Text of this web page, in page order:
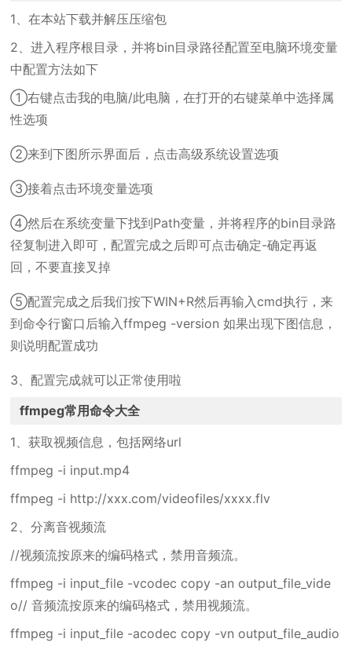
1、在本站下载并解压压缩包
2、进入程序根目录，并将bin目录路径配置至电脑环境变量
中配置方法如下
①右键点击我的电脑/此电脑，在打开的右键菜单中选择属
性选项
②来到下图所示界面后，点击高级系统设置选项
③接着点击环境变量选项
④然后在系统变量下找到Path变量，并将程序的bin目录路
径复制进入即可，配置完成之后即可点击确定-确定再返
回，不要直接叉掉
⑤配置完成之后我们按下WIN+R然后再输入cmd执行，来
到命令行窗口后输入ffmpeg -version 如果出现下图信息，
则说明配置成功
3、配置完成就可以正常使用啦
ffmpeg常用命令大全
1、获取视频信息，包括网络url
ffmpeg -i input.mp4
ffmpeg -i http://xxx.com/videofiles/xxxx.flv
2、分离音视频流
//视频流按原来的编码格式，禁用音频流。
ffmpeg -i input_file -vcodec copy -an output_file_vide
o// 音频流按原来的编码格式，禁用视频流。
ffmpeg -i input_file -acodec copy -vn output_file_audio